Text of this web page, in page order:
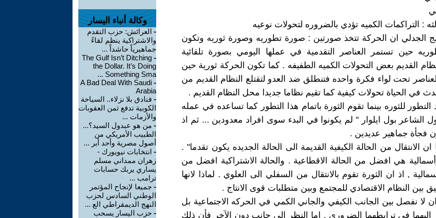
: التراكمات الكميه تؤدي بالضروره لتحولات نوعيه
الجدلي ان الحركة تتخذ صورتين : صورة تطوريه وصورة ثوريه وتكون
حين تستمر العناصر التقدمية في عملها اليومي بصورة تلقائية
القديم بعض التحولات الكميه الطفيفه . كما تكون الحركة ثورية حين
تحت لواء فكرة واحده فتنطلق ضد العدو لتقتلع النظام القديم من
في الحياة تحولات كيفية كما تقيم نظاما جديدا محل النظام القديم .
التطور للثوره بينما تقوم الثورة باتمام هذا التطور كما تساعده في عمله
الشاعر بول ايلوار " لم يكونوا في البدء سوى افراد معدودين ... ثم اذ
فجأة جماهير عديدين .
الانتقال من الحالة الكيفية القديمة الى الحالة الجديده يكون تقدما" .
هي افضل من الحالة الاقطاعية . والحالة الاشتراكية افضل من
, اذ ان الثورة تقوم بالانتقال من السفلي الى العلوي . لماذا لانها
بين النظام الاقتصادي للمجتمع وبين متطلبات قوى الانتاج .
لا نفصل بين الجانب الكيفي والجاني الكمي في الحركه الاجتماعية بل
في ترابطهما الضروري . اما النظر الى جانب دون الآخر فأن ذلك
وكالة أنباء اليسار
- العرائش: حزب التقدم
والاشتراكية ينظم لقاءً
جماهيرياً حاشداً ...
-
The Gulf Isn’t Ditching
the Dollar. It’s Doing
Something Sma ...
-
A Bad Deal With Saudi
Arabia
- فنادق بلا نزلاء.. السياحة
الكوبية تدفع ثمن العقوبات
والأزمات ...
- من هو عبدول السيد؟...
الطبيب الأمريكي من
أصول مصرية وأحد أبر ...
- انتخابات نيويورك -
زهران ممداني مسلم
يساري يربك حسابات
ترامب ...
- جميعا لإنجاح المؤتمر
الوطني السادس لحزب
النهج الديمقراطي الع ...
- حزب اليسار يسحب